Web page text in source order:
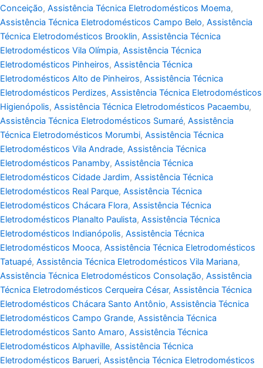
Conceição, Assistência Técnica Eletrodomésticos Moema,
Assistência Técnica Eletrodomésticos Campo Belo, Assistência
Técnica Eletrodomésticos Brooklin, Assistência Técnica
Eletrodomésticos Vila Olímpia, Assistência Técnica
Eletrodomésticos Pinheiros, Assistência Técnica
Eletrodomésticos Alto de Pinheiros, Assistência Técnica
Eletrodomésticos Perdizes, Assistência Técnica Eletrodomésticos
Higienópolis, Assistência Técnica Eletrodomésticos Pacaembu,
Assistência Técnica Eletrodomésticos Sumaré, Assistência
Técnica Eletrodomésticos Morumbi, Assistência Técnica
Eletrodomésticos Vila Andrade, Assistência Técnica
Eletrodomésticos Panamby, Assistência Técnica
Eletrodomésticos Cidade Jardim, Assistência Técnica
Eletrodomésticos Real Parque, Assistência Técnica
Eletrodomésticos Chácara Flora, Assistência Técnica
Eletrodomésticos Planalto Paulista, Assistência Técnica
Eletrodomésticos Indianópolis, Assistência Técnica
Eletrodomésticos Mooca, Assistência Técnica Eletrodomésticos
Tatuapé, Assistência Técnica Eletrodomésticos Vila Mariana,
Assistência Técnica Eletrodomésticos Consolação, Assistência
Técnica Eletrodomésticos Cerqueira César, Assistência Técnica
Eletrodomésticos Chácara Santo Antônio, Assistência Técnica
Eletrodomésticos Campo Grande, Assistência Técnica
Eletrodomésticos Santo Amaro, Assistência Técnica
Eletrodomésticos Alphaville, Assistência Técnica
Eletrodomésticos Barueri, Assistência Técnica Eletrodomésticos